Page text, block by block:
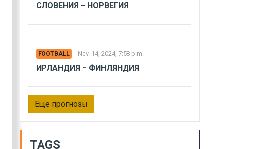
СЛОВЕНИЯ – НОРВЕГИЯ
FOOTBALL Nov. 14, 2024, 7:58 p.m.
ИРЛАНДИЯ – ФИНЛЯНДИЯ
Еще прогнозы
TAGS